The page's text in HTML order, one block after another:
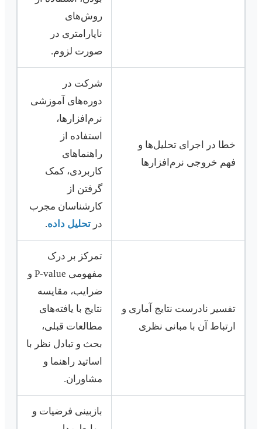
روش‌های
ناپارامتری در
صورت لزوم.
خطا در اجرای تحلیل‌ها و
فهم خروجی نرم‌افزارها
شرکت در
دوره‌های آموزشی
نرم‌افزارها،
استفاده از
راهنماهای
کاربردی، کمک
گرفتن از
کارشناسان مجرب
در تحلیل داده.
تفسیر نادرست نتایج آماری و
ارتباط آن با مبانی نظری
تمرکز بر درک
مفهومی P-value و
ضرایب، مقایسه
نتایج با یافته‌های
مطالعات قبلی،
بحث و تبادل نظر با
اساتید راهنما و
مشاوران.
بازبینی فرضیات و